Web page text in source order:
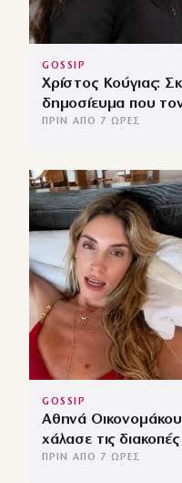
GOSSIP
Χρίστος Κούγιας:
δημοσίευμα που τον
ΠΡΙΝ ΑΠΌ 7 ΏΡΕΣ
GOSSIP
Αθηνά
χάλασε τις
ΠΡΙΝ ΑΠΌ 7 ΏΡΕΣ